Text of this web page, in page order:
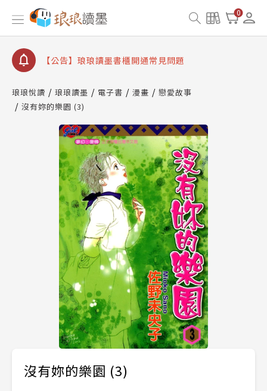
0
【公告】琅琅書店服務升級重要說明及資產合併結果
查詢
【公告】琅琅讀墨數位閱讀資產合併與書櫃開通申請
【公告】琅琅讀墨書櫃開通常見問題
請圖文教學
【公告】琅琅書店服務升級重要說明及資產合併結果
查詢
【公告】琅琅讀墨數位閱讀資產合併與書櫃開通申請
琅琅悅讀 琅琅讀墨 電子書 漫畫
戀愛故事
沒有妳的樂園 (3)
沒有妳的樂園 (3)